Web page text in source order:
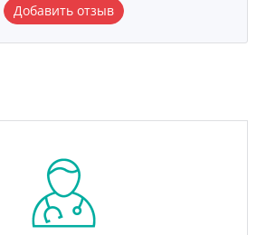
Добавить отзыв